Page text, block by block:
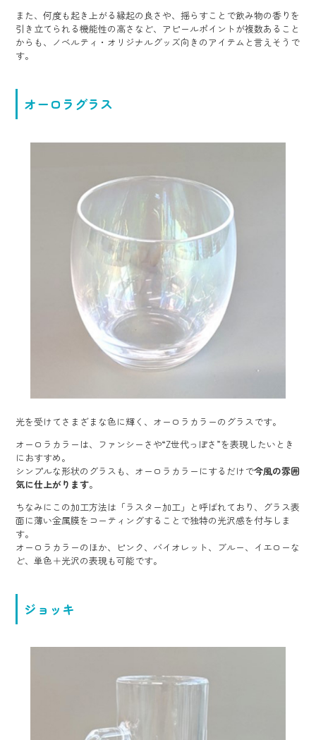
また、何度も起き上がる縁起の良さや、揺らすことで飲み物の香りを
引き立てられる機能性の高さなど、アピールポイントが複数あること
からも、ノベルティ・オリジナルグッズ向きのアイテムと言えそうで
す。
オーロラグラス
光を受けてさまざまな色に輝く、オーロラカラーのグラスです。
オーロラカラーは、ファンシーさや“Z世代っぽさ”を表現したいとき
におすすめ。
シンプルな形状のグラスも、オーロラカラーにするだけで今風の雰囲
気に仕上がります。
ちなみにこの加工方法は「ラスター加工」と呼ばれており、グラス表
面に薄い金属膜をコーティングすることで独特の光沢感を付与しま
す。
オーロラカラーのほか、ピンク、バイオレット、ブルー、イエローな
ど、単色＋光沢の表現も可能です。
ジョッキ